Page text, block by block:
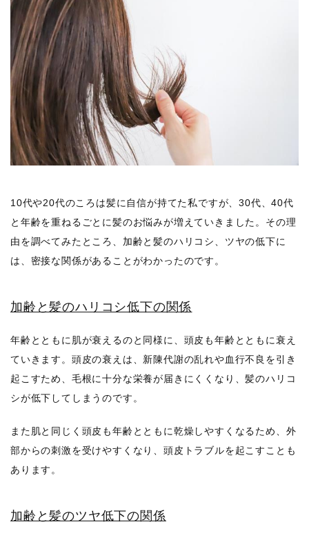
10代や20代のころは髪に自信が持てた私ですが、30代、40代
と年齢を重ねるごとに髪のお悩みが増えていきました。その理
由を調べてみたところ、加齢と髪のハリコシ、ツヤの低下に
は、密接な関係があることがわかったのです。
加齢と髪のハリコシ低下の関係
年齢とともに肌が衰えるのと同様に、頭皮も年齢とともに衰え
ていきます。頭皮の衰えは、新陳代謝の乱れや血行不良を引き
起こすため、毛根に十分な栄養が届きにくくなり、髪のハリコ
シが低下してしまうのです。
また肌と同じく頭皮も年齢とともに乾燥しやすくなるため、外
部からの刺激を受けやすくなり、頭皮トラブルを起こすことも
あります。
加齢と髪のツヤ低下の関係